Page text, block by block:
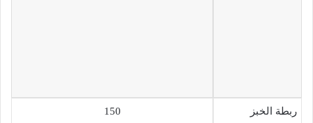
ربطة الخبز
150